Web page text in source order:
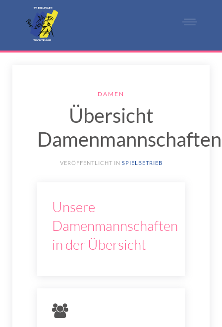
DAMEN
Übersicht
Damenmannschaften
VERÖFFENTLICHT IN SPIELBETRIEB
Unsere
Damenmannschaften
in der Übersicht